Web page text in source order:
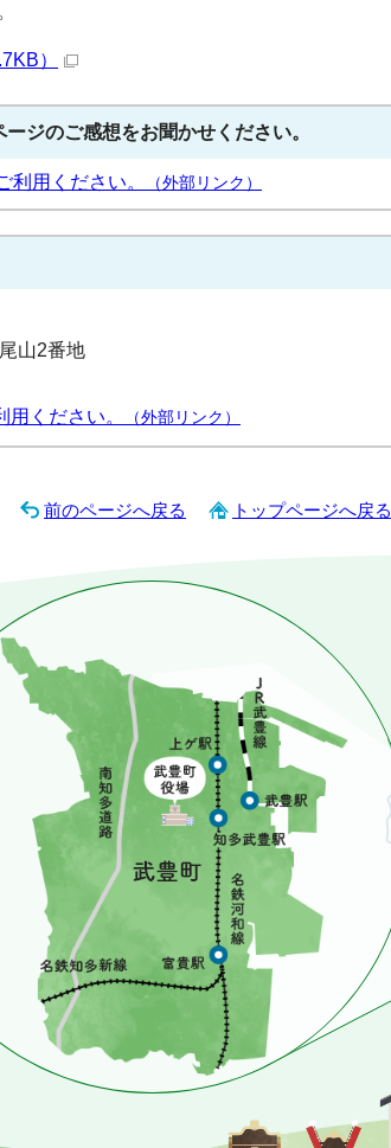
）
ジのご感想をお聞かせください。
用ください。 （外部リンク）
山2番地
ください。
（外部リンク）
前のページへ戻る トップページへ戻る